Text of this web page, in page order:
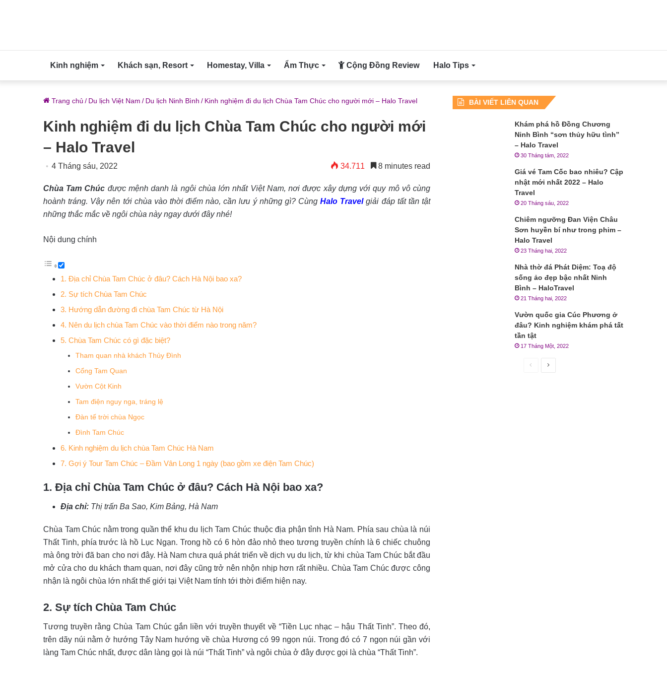
Kinh nghiệm Khách sạn, Resort Homestay, Villa Ẩm Thực Cộng Đồng Review Halo Tips
Trang chủ / Du lịch Việt Nam / Du lịch Ninh Bình / Kinh nghiệm đi du lịch Chùa Tam Chúc cho người mới – Halo Travel
Kinh nghiệm đi du lịch Chùa Tam Chúc cho người mới
– Halo Travel
4 Tháng sáu, 2022 34.711 8 minutes read
Chùa Tam Chúc được mệnh danh là ngôi chùa lớn nhất Việt Nam, nơi được xây dựng với quy mô vô cùng
hoành tráng. Vậy nên tới chùa vào thời điểm nào, cần lưu ý những gì? CùngHalo Travelgiải đáp tất tần tật
những thắc mắc về ngôi chùa này ngay dưới đây nhé!
Nội dung chính
1. Địa chỉ Chùa Tam Chúc ở đâu? Cách Hà Nội bao xa?
2. Sự tích Chùa Tam Chúc
3. Hướng dẫn đường đi chùa Tam Chúc từ Hà Nội
4. Nên du lịch chùa Tam Chúc vào thời điểm nào trong năm?
5. Chùa Tam Chúc có gì đặc biệt?
Tham quan nhà khách Thủy Đình
Cổng Tam Quan
Vườn Cột Kinh
Tam điện nguy nga, tráng lệ
Đàn tế trời chùa Ngọc
Đình Tam Chúc
6. Kinh nghiệm du lịch chùa Tam Chúc Hà Nam
7. Gợi ý Tour Tam Chúc – Đầm Vân Long 1 ngày (bao gồm xe điện Tam Chúc)
1. Địa chỉ Chùa Tam Chúc ở đâu? Cách Hà Nội bao xa?
Địa chỉ: Thị trấn Ba Sao, Kim Bảng, Hà Nam
Chùa Tam Chúc nằm trong quần thể khu du lịch Tam Chúc thuộc địa phận tỉnh Hà Nam. Phía sau chùa là núi
Thất Tinh, phía trước là hồ Lục Ngạn. Trong hồ có 6 hòn đảo nhỏ theo tương truyền chính là 6 chiếc chuông
mà ông trời đã ban cho nơi đây. Hà Nam chưa quá phát triển về dịch vụ du lịch, từ khi chùa Tam Chúc bắt đầu
mở cửa cho du khách tham quan, nơi đây cũng trở nên nhộn nhịp hơn rất nhiều. Chùa Tam Chúc được công
nhận là ngôi chùa lớn nhất thế giới tại Việt Nam tính tới thời điểm hiện nay.
2. Sự tích Chùa Tam Chúc
Tương truyền rằng Chùa Tam Chúc gắn liền với truyền thuyết về “Tiền Lục nhạc – hậu Thất Tinh”. Theo đó,
trên dãy núi nằm ở hướng Tây Nam hướng về chùa Hương có 99 ngọn núi. Trong đó có 7 ngọn núi gần với
làng Tam Chúc nhất, được dân làng gọi là núi “Thất Tinh” và ngôi chùa ở đây được gọi là chùa “Thất Tinh”.
BÀI VIẾT LIÊN QUAN
Khám phá hồ Đồng Chương
Ninh Bình “sơn thủy hữu tình”
– Halo Travel
30 Tháng tám, 2022
Giá vé Tam Cốc bao nhiêu? Cập
nhật mới nhất 2022 – Halo
Travel
20 Tháng sáu, 2022
Chiêm ngưỡng Đan Viện Châu
Sơn huyền bí như trong phim –
Halo Travel
23 Tháng hai, 2022
Nhà thờ đá Phát Diệm: Toạ độ
sống ảo đẹp bậc nhất Ninh
Bình – HaloTravel
21 Tháng hai, 2022
Vườn quốc gia Cúc Phương ở
đâu? Kinh nghiệm khám phá tất
tần tật
17 Tháng Một, 2022
Trang